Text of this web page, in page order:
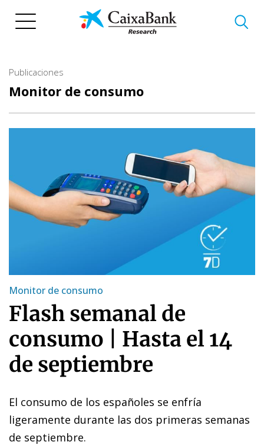
Publicaciones
Monitor de consumo
Monitor de consumo
Flash semanal de
consumo | Hasta el 14
de septiembre
El consumo de los españoles se enfría
ligeramente durante las dos primeras semanas
de septiembre.